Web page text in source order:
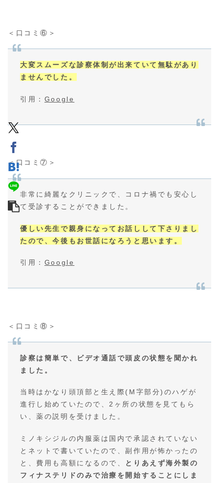
＜口コミ⑥＞
大変スムーズな診察体制が出来ていて無駄があり
ませんでした。
引用： Google
＜口コミ⑦＞
非常に綺麗なクリニックで、コロナ禍でも安心し
て受診することができました。
優しい先生で親身になってお話しして下さりまし
たので、今後もお世話になろうと思います。
引用： Google
＜口コミ⑧＞
診察は簡単で、ビデオ通話で頭皮の状態を聞かれ
ました。
当時はかなり頭頂部と生え際(M字部分)のハゲが
進行し始めていたので、2ヶ所の状態を見てもら
い、薬の説明を受けました。
ミノキシジルの内服薬は国内で承認されていない
とネットで書いていたので、副作用が怖かったの
と、費用も高額になるので、 とりあえず海外製の
フィナステリドのみで治療を開始することにしま